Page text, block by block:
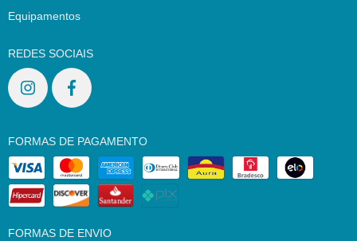
Equipamentos
REDES SOCIAIS
FORMAS DE PAGAMENTO
FORMAS DE ENVIO